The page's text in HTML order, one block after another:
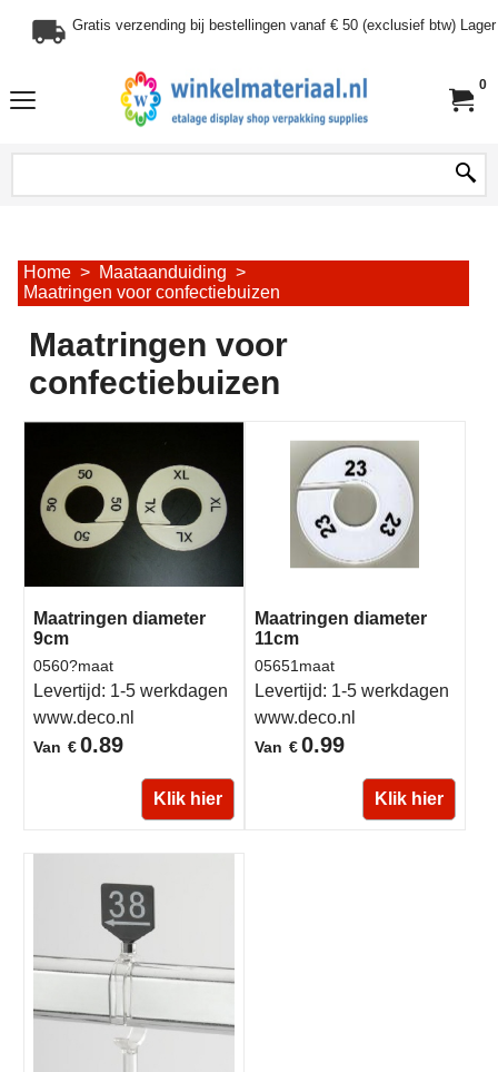
Gratis verzending bij bestellingen vanaf € 50 (exclusief btw)
0
Home > Maataanduiding >
Maatringen voor confectiebuizen
Maatringen voor
confectiebuizen
Maatringen diameter
9cm
Van €0.89
0560?maat
Levertijd: 1-5 werkdagen
www.deco.nl
Klik hier
Maatringen diameter
11cm
Van €0.99
05651maat
Levertijd: 1-5 werkdagen
www.deco.nl
Klik hier